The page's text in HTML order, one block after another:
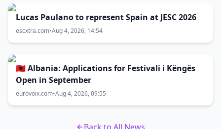
Lucas Paulano to represent Spain at JESC 2026
escxtra.com•Aug 4, 2026, 14:54
🇦🇱 Albania: Applications for Festivali i Këngës
Open in September
eurovoix.com•Aug 4, 2026, 09:55